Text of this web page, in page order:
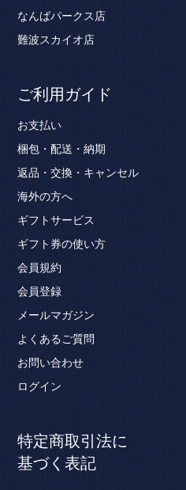
なんばパークス店
難波スカイオ店
ご利用ガイド
お支払い
梱包・配送・納期
返品・交換・キャンセル
海外の方へ
ギフトサービス
ギフト券の使い方
会員規約
会員登録
メールマガジン
よくあるご質問
お問い合わせ
ログイン
特定商取引法に
基づく表記